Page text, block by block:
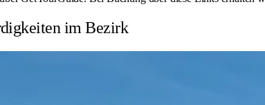
im Bezirk